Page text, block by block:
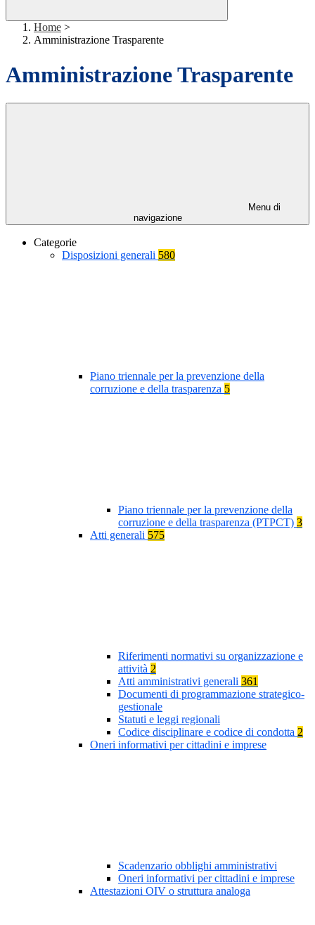
Home >
Amministrazione Trasparente
Amministrazione Trasparente
Menu di
navigazione
Categorie
Disposizioni generali 580
Piano triennale per la prevenzione della
corruzione e della trasparenza 5
Piano triennale per la prevenzione della
corruzione e della trasparenza (PTPCT) 3
Atti generali 575
Riferimenti normativi su organizzazione e
attività 2
Atti amministrativi generali 361
Documenti di programmazione strategico-
gestionale
Statuti e leggi regionali
Codice disciplinare e codice di condotta 2
Oneri informativi per cittadini e imprese
Scadenzario obblighi amministrativi
Oneri informativi per cittadini e imprese
Attestazioni OIV o struttura analoga